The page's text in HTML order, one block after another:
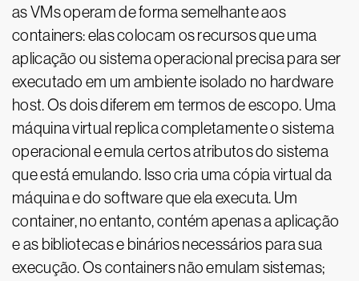
as VMs operam de forma semelhante aos
containers: elas colocam os recursos que uma
aplicação ou sistema operacional precisa para ser
executado em um ambiente isolado no hardware
host. Os dois diferem em termos de escopo. Uma
máquina virtual replica completamente o sistema
operacional e emula certos atributos do sistema
que está emulando. Isso cria uma cópia virtual da
máquina e do software que ela executa. Um
container, no entanto, contém apenas a aplicação
e as bibliotecas e binários necessários para sua
execução. Os containers não emulam sistemas;